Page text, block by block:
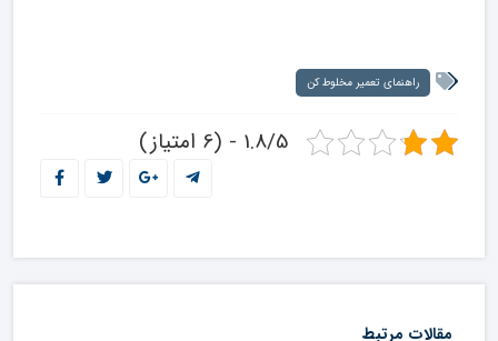
راهنمای تعمیر مخلوط کن
1.8/5 - (6 امتیاز)
مقالات مرتبط